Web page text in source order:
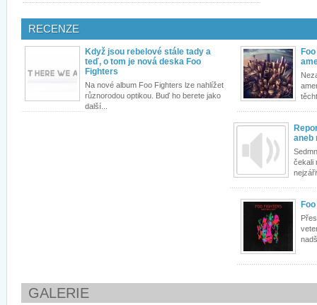
RECENZE
Když jsou rebelové stále tady a
teď, o tom je nová deska Foo
Fighters
Na nové album Foo Fighters lze nahlížet
různorodou optikou. Buď ho berete jako
další...
aneb
čekali
GALERIE